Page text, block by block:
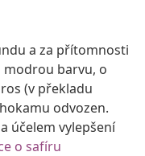
a za přítomnosti
modrou barvu, o
(v překladu
odvozen.
účelem vylepšení
o safíru